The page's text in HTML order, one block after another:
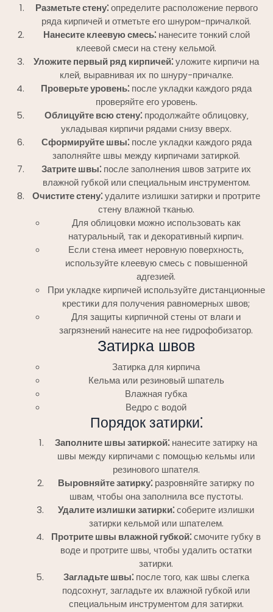
Разметьте стену⁚определите расположение первого
ряда кирпичей и отметьте его шнуром-причалкой.
Нанесите клеевую смесь⁚нанесите тонкий слой
клеевой смеси на стену кельмой.
Уложите первый ряд кирпичей⁚уложите кирпичи на
клей‚ выравнивая их по шнуру-причалке.
Проверьте уровень⁚ после укладки каждого ряда
проверяйте его уровень.
Облицуйте всю стену⁚продолжайте облицовку‚
укладывая кирпичи рядами снизу вверх.
Сформируйте швы⁚после укладки каждого ряда
заполняйте швы между кирпичами затиркой.
Затрите швы⁚ после заполнения швов затрите их
влажной губкой или специальным инструментом.
Очистите стену⁚удалите излишки затирки и протрите
стену влажной тканью.
Для облицовки можно использовать как
натуральный‚ так и декоративный кирпич.
Если стена имеет неровную поверхность‚
используйте клеевую смесь с повышенной
адгезией.
При укладке кирпичей используйте дистанционные
крестики для получения равномерных швов;
Для защиты кирпичной стены от влаги и
загрязнений нанесите на нее гидрофобизатор.
Затирка швов
Затирка для кирпича
Кельма или резиновый шпатель
Влажная губка
Ведро с водой
Порядок затирки⁚
Заполните швы затиркой⁚ нанесите затирку на
швы между кирпичами с помощью кельмы или
резинового шпателя.
Выровняйте затирку⁚ разровняйте затирку по
швам‚ чтобы она заполнила все пустоты.
Удалите излишки затирки⁚соберите излишки
затирки кельмой или шпателем.
Протрите швы влажной губкой⁚смочите губку в
воде и протрите швы‚ чтобы удалить остатки
затирки.
Загладьте швы⁚после того‚ как швы слегка
подсохнут‚ загладьте их влажной губкой или
специальным инструментом для затирки.